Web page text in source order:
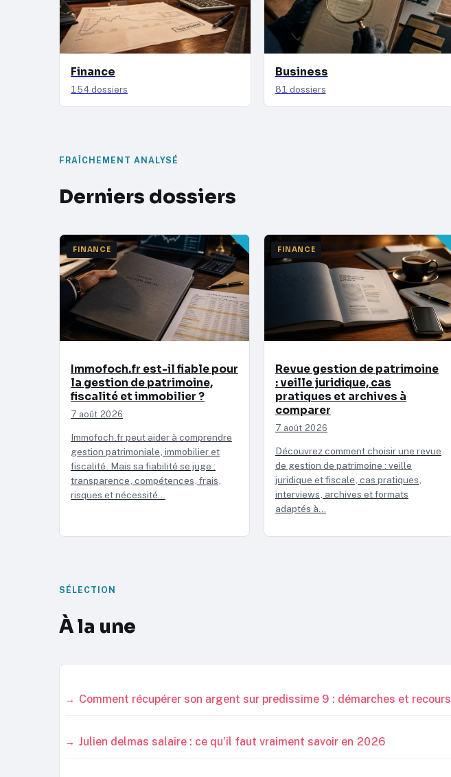
Finance
154 dossiers
Business
81 dossiers
FRAÎCHEMENT ANALYSÉ
Derniers dossiers
FINANCE
Immofoch.fr est-il fiable pour
la gestion de patrimoine,
fiscalité et immobilier ?
7 août 2026
Immofoch.fr peut aider à comprendre
gestion patrimoniale, immobilier et
fiscalité. Mais sa fiabilité se juge :
transparence, compétences, frais,
risques et nécessité…
FINANCE
Revue gestion de patrimoine
: veille juridique, cas
pratiques et archives à
comparer
7 août 2026
Découvrez comment choisir une revue
de gestion de patrimoine : veille
juridique et fiscale, cas pratiques,
interviews, archives et formats
adaptés à…
SÉLECTION
À la une
Comment récupérer son argent sur predissime 9 : démarches et recours
Julien delmas salaire : ce qu’il faut vraiment savoir en 2026